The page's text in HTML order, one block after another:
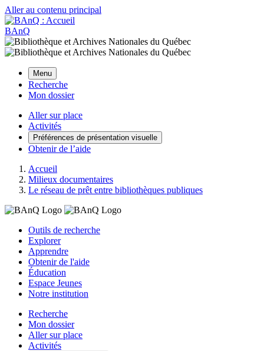
Aller au contenu principal
BAnQ
Menu
Recherche
Mon dossier
Aller sur place
Activités
Préférences de présentation visuelle
Obtenir de l’aide
Accueil
Milieux documentaires
Le réseau de prêt entre bibliothèques publiques
Outils de recherche
Explorer
Apprendre
Obtenir de l'aide
Éducation
Espace Jeunes
Notre institution
Recherche
Mon dossier
Aller sur place
Activités